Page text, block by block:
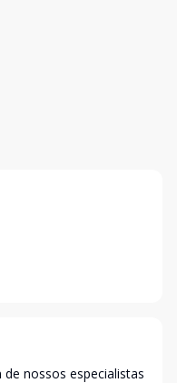
nossos especialistas